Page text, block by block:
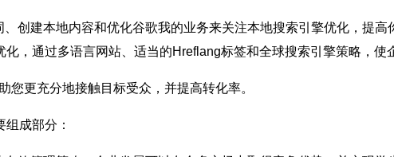
创建本地内容和优化谷歌我的业务来关注本地搜索引擎优化，提
，通过多语言网站、适当的Hreflang标签和全球搜索引擎策略，使
您更充分地接触目标受众，并提高转化率。
成部分：